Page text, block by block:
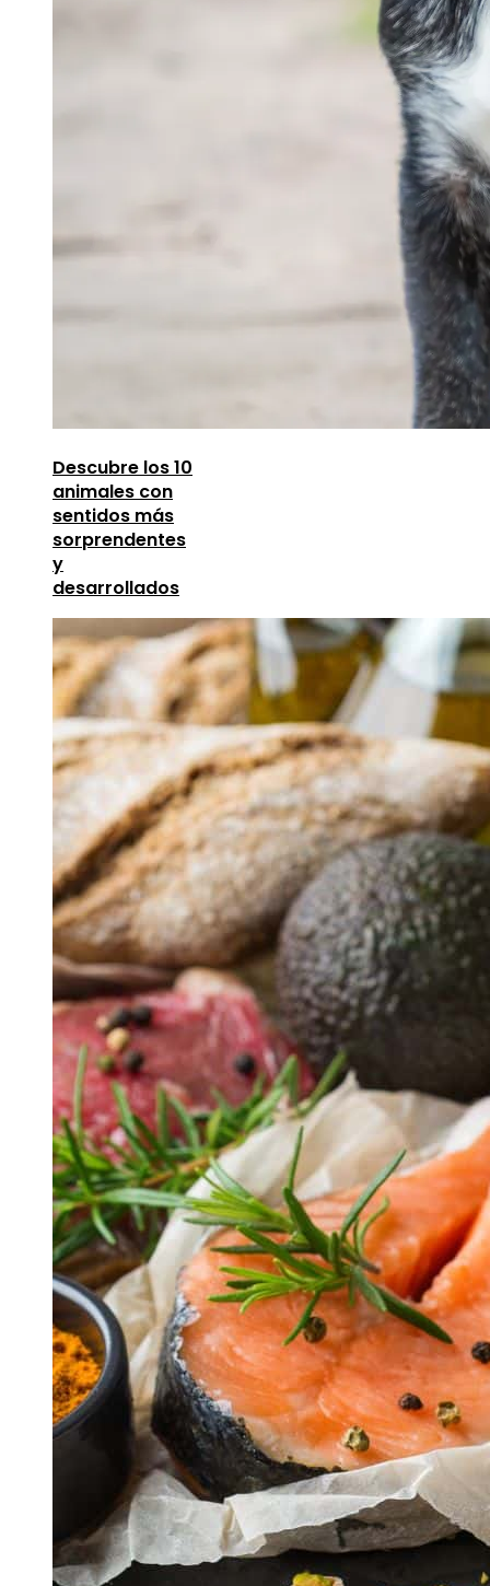
Descubre los 10
animales con
sentidos más
sorprendentes
y
desarrollados